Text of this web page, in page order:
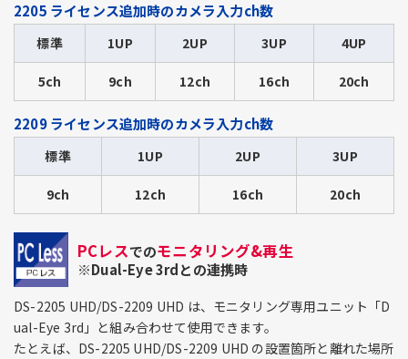
2205 ライセンス追加時のカメラ入力ch数
標準 1UP 2UP 3UP 4UP
5ch 9ch 12ch 16ch 20ch
2209 ライセンス追加時のカメラ入力ch数
標準 1UP 2UP 3UP
9ch 12ch 16ch 20ch
PCレスでのモニタリング&再生
※Dual-Eye 3rdとの連携時
DS-2205 UHD/DS-2209 UHD は、モニタリング専用ユニット「D
ual-Eye 3rd」と組み合わせて使用できます。
たとえば、DS-2205 UHD/DS-2209 UHD の設置箇所と離れた場所